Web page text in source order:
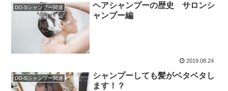
DO-Sシャンプー関連
ヘアシャンプーの歴史 サロンシ
ャンプー編
2019.08.24
DO-Sシャンプー関連
シャンプーしても髪がベタベタし
ます！？